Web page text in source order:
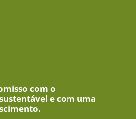
com o
e com uma